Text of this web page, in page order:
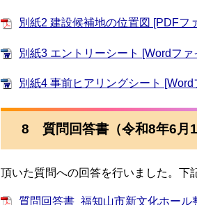
別紙2 建設候補地の位置図 [PDFフ
別紙3 エントリーシート [Wordファ
別紙4 事前ヒアリングシート
8 質問回答書（令和8年6月
頂いた質問への回答を行いました。下
質問回答書_福知山市新文化ホー